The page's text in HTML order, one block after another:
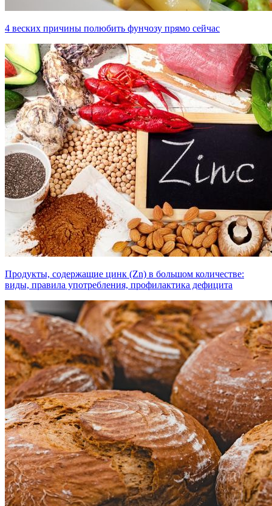
4 веских причины полюбить фунчозу прямо сейчас
Продукты, содержащие цинк (Zn) в большом количестве:
виды, правила употребления, профилактика дефицита